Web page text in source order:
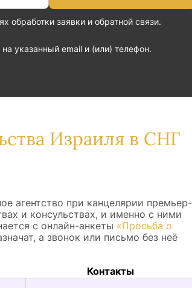
обработки заявки и обратной связи.
указанный email и (или) телефон.
Израиля в СНГ
агентство при канцелярии премьер-
и консульствах, и именно с ними
с онлайн-анкеты «Просьба о
а звонок или письмо без неё
Контакты